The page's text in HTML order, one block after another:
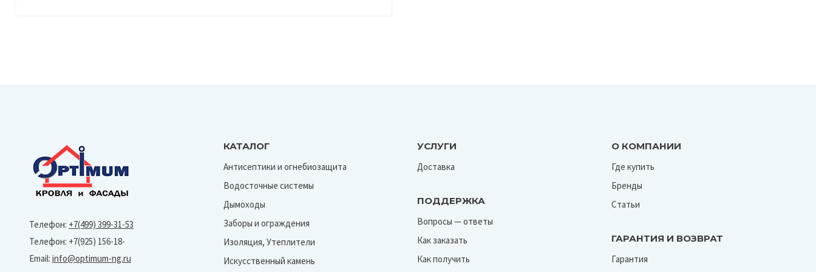
Телефон: +7(499) 399-31-53
Телефон: +7(925) 156-18-
Email: info@optimum-ng.ru
КАТАЛОГ
Антисептики и огнебиозащита
Водосточные системы
Дымоходы
Заборы и ограждения
Изоляция, Утеплители
Искусственный камень
УСЛУГИ
Доставка
ПОДДЕРЖКА
Вопросы — ответы
Как заказать
Как получить
О КОМПАНИИ
Где купить
Бренды
Статьи
ГАРАНТИЯ И ВОЗВРАТ
Гарантия